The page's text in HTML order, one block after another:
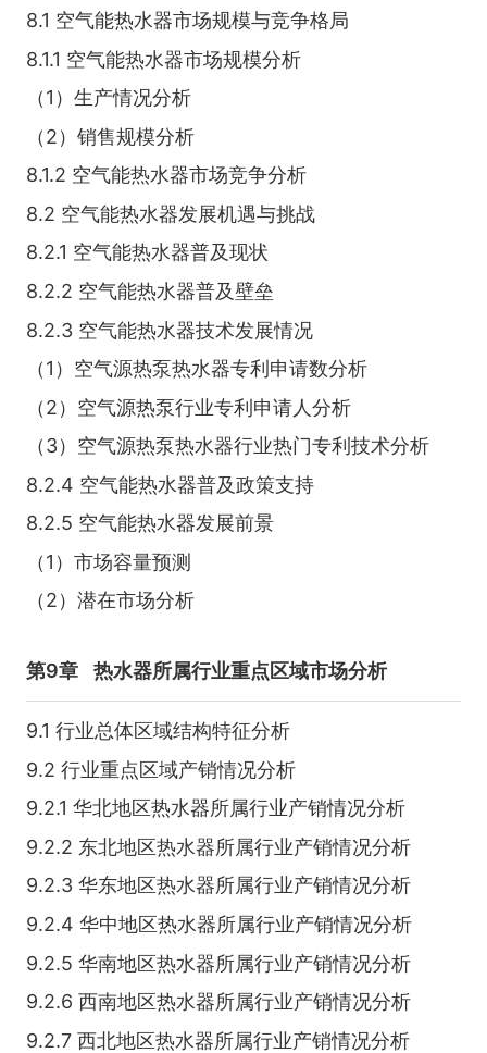
8.1 空气能热水器市场规模与竞争格局
8.1.1 空气能热水器市场规模分析
（1）生产情况分析
（2）销售规模分析
8.1.2 空气能热水器市场竞争分析
8.2 空气能热水器发展机遇与挑战
8.2.1 空气能热水器普及现状
8.2.2 空气能热水器普及壁垒
8.2.3 空气能热水器技术发展情况
（1）空气源热泵热水器专利申请数分析
（2）空气源热泵行业专利申请人分析
（3）空气源热泵热水器行业热门专利技术分析
8.2.4 空气能热水器普及政策支持
8.2.5 空气能热水器发展前景
（1）市场容量预测
（2）潜在市场分析
第9章 热水器所属行业重点区域市场分析
9.1 行业总体区域结构特征分析
9.2 行业重点区域产销情况分析
9.2.1 华北地区热水器所属行业产销情况分析
9.2.2 东北地区热水器所属行业产销情况分析
9.2.3 华东地区热水器所属行业产销情况分析
9.2.4 华中地区热水器所属行业产销情况分析
9.2.5 华南地区热水器所属行业产销情况分析
9.2.6 西南地区热水器所属行业产销情况分析
9.2.7 西北地区热水器所属行业产销情况分析